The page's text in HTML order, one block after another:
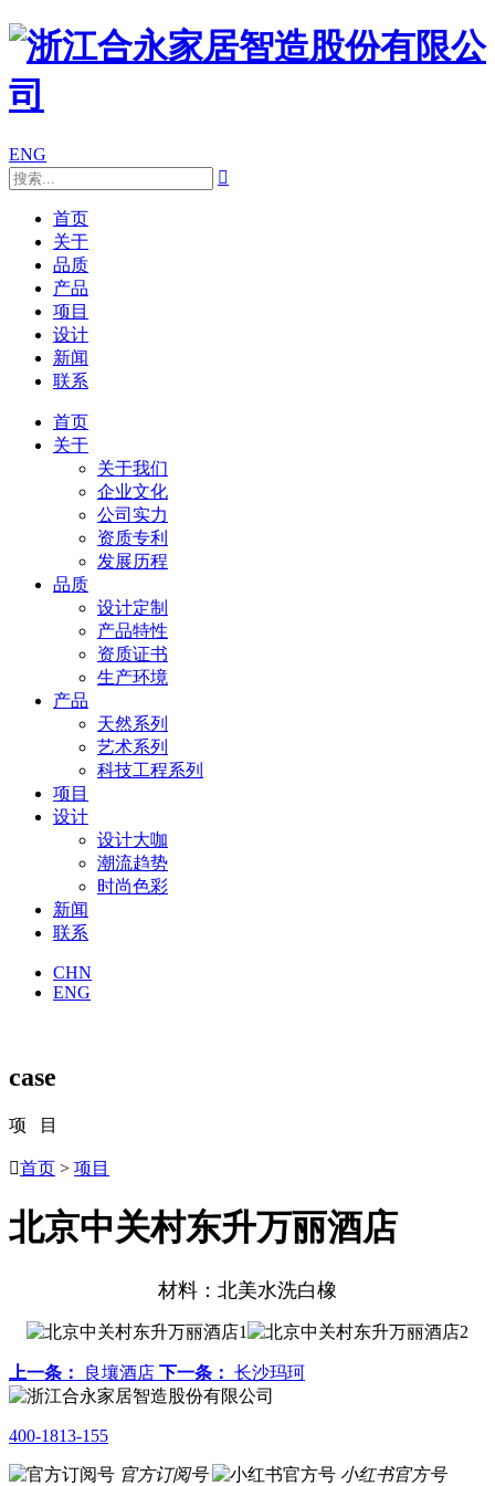
ENG

首页
关于
品质
产品
项目
设计
新闻
联系
首页
关于
关于我们
企业文化
公司实力
资质专利
发展历程
品质
设计定制
产品特性
资质证书
生产环境
产品
天然系列
艺术系列
科技工程系列
项目
设计
设计大咖
潮流趋势
时尚色彩
新闻
联系
CHN
ENG
case
项 目
首页 > 项目
北京中关村东升万丽酒店
材料：北美水洗白橡
上一条： 良壤酒店 下一条： 长沙玛珂
400-1813-155
官方订阅号 小红书官方号